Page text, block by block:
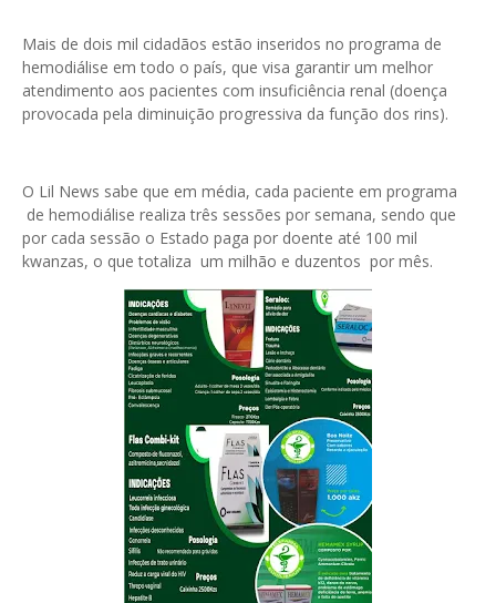
Mais de dois mil cidadãos estão inseridos no programa de
hemodiálise em todo o país, que visa garantir um melhor
atendimento aos pacientes com insuficiência renal (doença
provocada pela diminuição progressiva da função dos rins).
O Lil News sabe que em média, cada paciente em programa
de hemodiálise realiza três sessões por semana, sendo que
por cada sessão o Estado paga por doente até 100 mil
kwanzas, o que totaliza um milhão e duzentos por mês.